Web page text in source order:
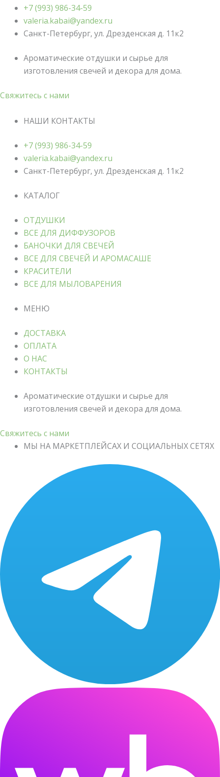
+7 (993) 986-34-59
valeria.kabai@yandex.ru
Санкт-Петербург, ул. Дрезденская д. 11к2
Ароматические отдушки и сырье для
изготовления свечей и декора для дома.
Свяжитесь с нами
НАШИ КОНТАКТЫ
+7 (993) 986-34-59
valeria.kabai@yandex.ru
Санкт-Петербург, ул. Дрезденская д. 11к2
КАТАЛОГ
ОТДУШКИ
ВСЕ ДЛЯ ДИФФУЗОРОВ
БАНОЧКИ ДЛЯ СВЕЧЕЙ
ВСЕ ДЛЯ СВЕЧЕЙ И АРОМАСАШЕ
КРАСИТЕЛИ
ВСЕ ДЛЯ МЫЛОВАРЕНИЯ
МЕНЮ
ДОСТАВКА
ОПЛАТА
О НАС
КОНТАКТЫ
Ароматические отдушки и сырье для
изготовления свечей и декора для дома.
Свяжитесь с нами
МЫ НА МАРКЕТПЛЕЙСАХ И СОЦИАЛЬНЫХ СЕТЯХ